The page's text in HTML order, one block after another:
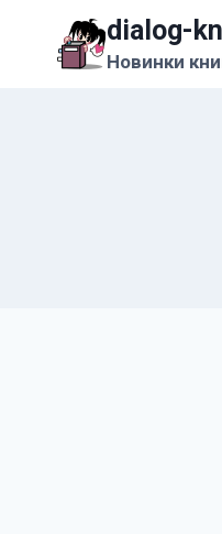
содержимому
dialog-
Новинки